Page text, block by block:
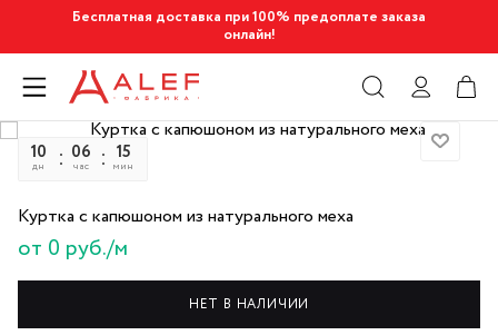
Бесплатная доставка при 100% предоплате заказа
онлайн!
10
дн
06
час
15
мин
Куртка с капюшоном из натурального меха
от 0 руб./м
НЕТ В НАЛИЧИИ